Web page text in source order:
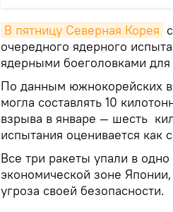
В пятницу Северная Корея
очередного ядерного
ядерными боеголовками для
По данным южнокорейских
могла составлять 10
взрыва в январе — шесть
испытания оценивается
Все три ракеты упали в
экономической зоне
угроза своей безопасности.